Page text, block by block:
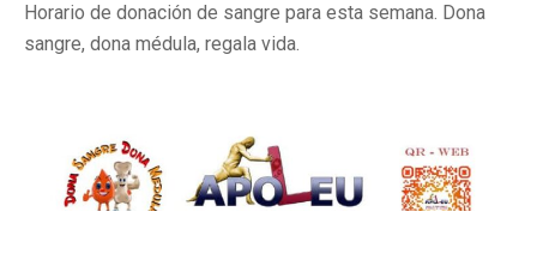
Horario de donación de sangre para esta semana. Dona
sangre, dona médula, regala vida.